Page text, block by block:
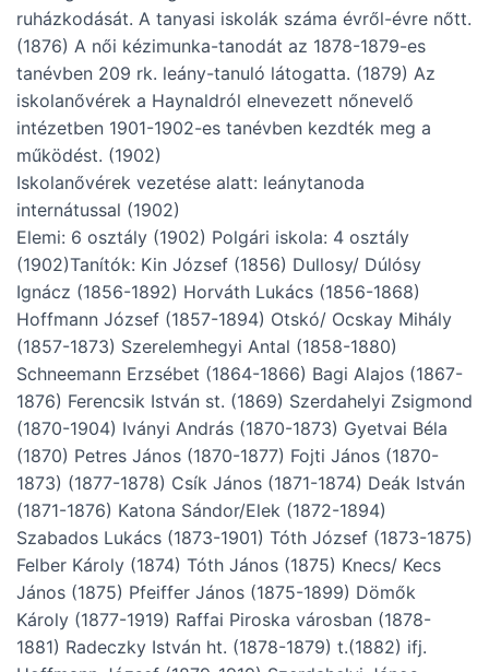
ruházkodását. A tanyasi iskolák száma évről-évre nőtt.
(1876) A női kézimunka-tanodát az 1878-1879-es
tanévben 209 rk. leány-tanuló látogatta. (1879) Az
iskolanővérek a Haynaldról elnevezett nőnevelő
intézetben 1901-1902-es tanévben kezdték meg a
működést. (1902)
Iskolanővérek vezetése alatt: leánytanoda
internátussal (1902)
Elemi: 6 osztály (1902) Polgári iskola: 4 osztály
(1902)Tanítók: Kin József (1856) Dullosy/ Dúlósy
Ignácz (1856-1892) Horváth Lukács (1856-1868)
Hoffmann József (1857-1894) Otskó/ Ocskay Mihály
(1857-1873) Szerelemhegyi Antal (1858-1880)
Schneemann Erzsébet (1864-1866) Bagi Alajos (1867-
1876) Ferencsik István st. (1869) Szerdahelyi Zsigmond
(1870-1904) Iványi András (1870-1873) Gyetvai Béla
(1870) Petres János (1870-1877) Fojti János (1870-
1873) (1877-1878) Csík János (1871-1874) Deák István
(1871-1876) Katona Sándor/Elek (1872-1894)
Szabados Lukács (1873-1901) Tóth József (1873-1875)
Felber Károly (1874) Tóth János (1875) Knecs/ Kecs
János (1875) Pfeiffer János (1875-1899) Dömők
Károly (1877-1919) Raffai Piroska városban (1878-
1881) Radeczky István ht. (1878-1879) t.(1882) ifj.